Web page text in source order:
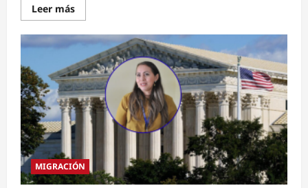
Leer másRead
more
Honduras
registra
paso
de
casi
5
mil
migrantes
irregulares
en
el
semestre
del
año
MIGRACIÓN